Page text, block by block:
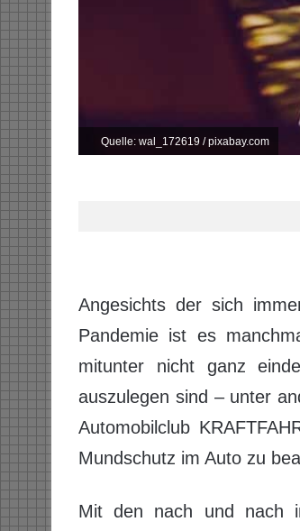
Quelle: wal_172619 / pixabay.com
Angesichts der sich
Pandemie ist es
mitunter nicht ganz
auszulegen sind – unter
Automobilclub
Mundschutz im Auto zu
Mit den nach und nach